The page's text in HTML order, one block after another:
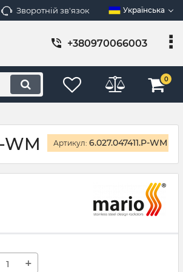
Зворотній зв'язок Українська
+380970066003
0
WM Артикул: 6.027.047411.P-WM
+